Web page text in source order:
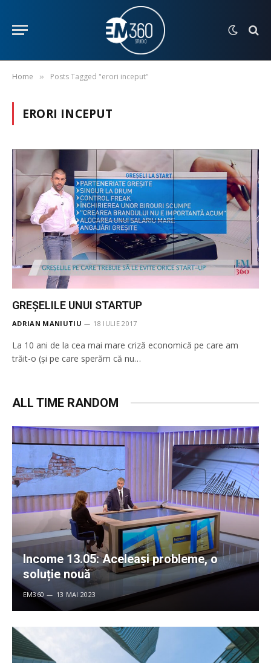
Home » Posts Tagged "erori inceput"
ERORI INCEPUT
GREȘELILE UNUI STARTUP
ADRIAN MANIUTIU 18 IULIE 2017
La 10 ani de la cea mai mare criză economică pe care am
trăit-o (și pe care sperăm că nu…
ALL TIME RANDOM
Income 13.05: Aceleaṣi probleme, o
soluție nouă
EM360 13 MAI 2023